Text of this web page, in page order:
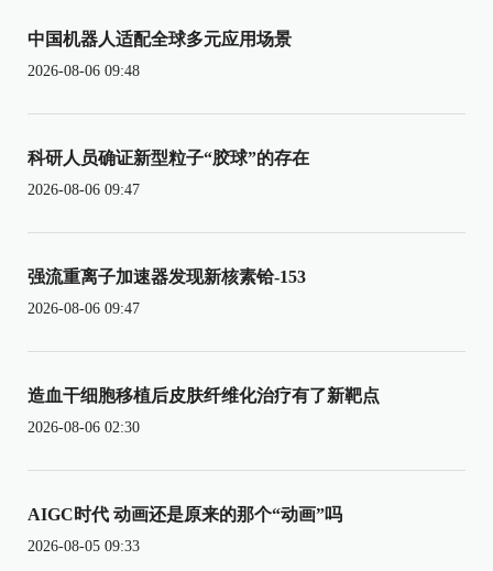
中国机器人适配全球多元应用场景
2026-08-06 09:48
科研人员确证新型粒子“胶球”的存在
2026-08-06 09:47
强流重离子加速器发现新核素铪-153
2026-08-06 09:47
造血干细胞移植后皮肤纤维化治疗有了新靶点
2026-08-06 02:30
AIGC时代 动画还是原来的那个“动画”吗
2026-08-05 09:33